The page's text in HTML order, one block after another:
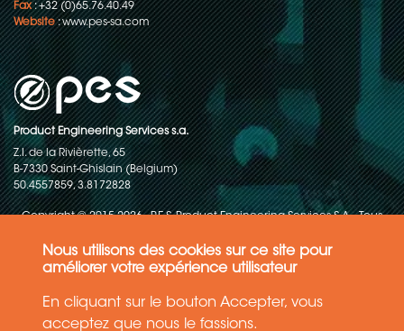
Nous utilisons des cookies sur ce site pour
améliorer votre expérience utilisateur
En cliquant sur le bouton Accepter, vous
acceptez que nous le fassions.
Fax: +32 (0)65.76.40.49
Website:www.pes-sa.com
Product Engineering Services s.a.
Z.I. de la Rivièrette, 65
B-7330 Saint-Ghislain (Belgium)
50.4557859, 3.8172828
Copyright © 2015-2026 - P.E.S. Product Engineering Services S.A. - Tous
Politique de protection des données
Conditions générales de ventes